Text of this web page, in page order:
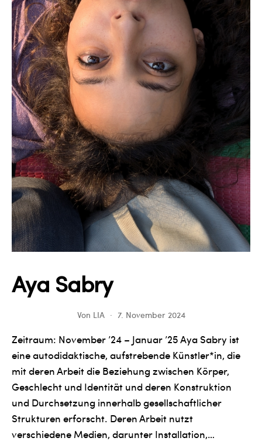
Aya Sabry
Von LIA 7. November 2024
Zeitraum: November ’24 – Januar ’25 Aya Sabry ist
eine autodidaktische, aufstrebende Künstler*in, die
mit deren Arbeit die Beziehung zwischen Körper,
Geschlecht und Identität und deren Konstruktion
und Durchsetzung innerhalb gesellschaftlicher
Strukturen erforscht. Deren Arbeit nutzt
verschiedene Medien, darunter Installation,…